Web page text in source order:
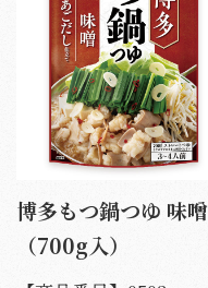
博多もつ鍋つゆ 味噌
（700g入）